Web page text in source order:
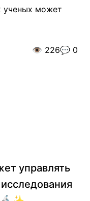
ученых может
👁️ 226💬 0
управлять